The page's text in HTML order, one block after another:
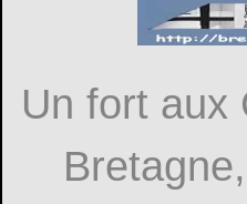
Un fort aux